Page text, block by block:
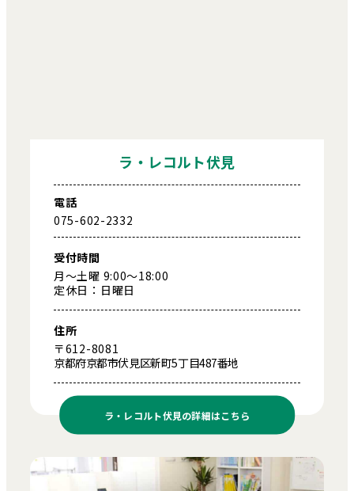
ラ・レコルト伏見
電話
075-602-2332
受付時間
月～土曜 9:00～18:00
定休日：日曜日
住所
〒612-8081
京都府京都市伏見区新町5丁目487番地
ラ・レコルト伏見の詳細はこちら